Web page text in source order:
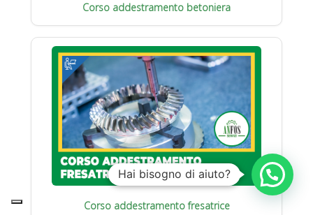
Corso addestramento betoniera
Corso addestramento fresatrice
Hai bisogno di aiuto?